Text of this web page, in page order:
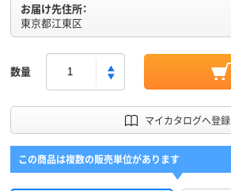
お届け先住所：
東京都江東区
数量
マイカタログへ登録
この商品は複数の販売単位があります